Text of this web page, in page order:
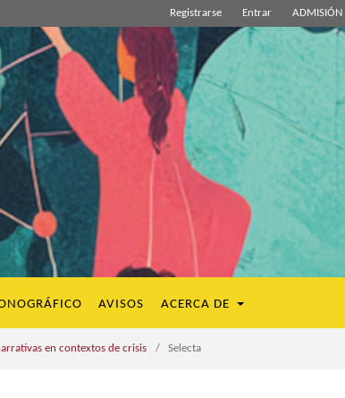
AVISOS ACERCA DE
Registrarse Entrar ADMISIÓN
en contextos de crisis / Selecta